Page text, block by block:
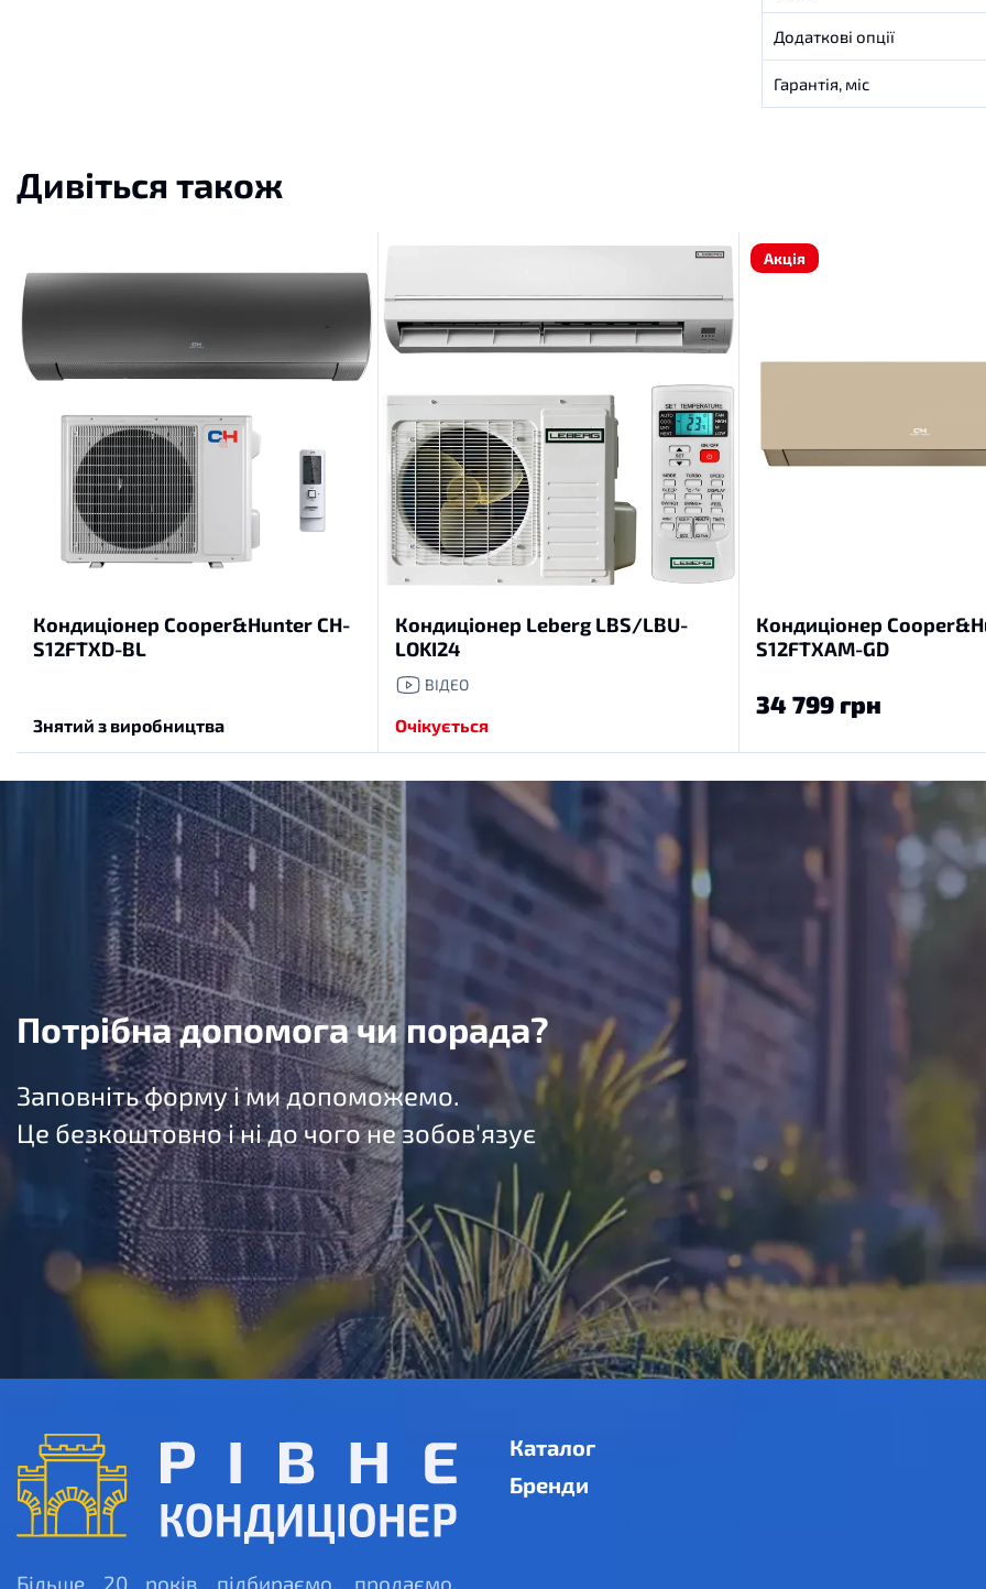
Додаткові опції
Гарантія, міс
Дивіться також
Кондиціонер Cooper&Hunter CH-
S12FTXD-BL
Знятий з виробництва
Кондиціонер Leberg LBS/LBU-
LOKI24
ВІДЕО
Очікується
Акція
Кондиціонер
S12FTXAM-GD
34 799 грн
Потрібна допомога чи порада?
Заповніть форму і ми допоможемо.
Це безкоштовно і ні до чого не зобов'язує
Більше 20 років підбираємо, продаємо,
Каталог
Бренди